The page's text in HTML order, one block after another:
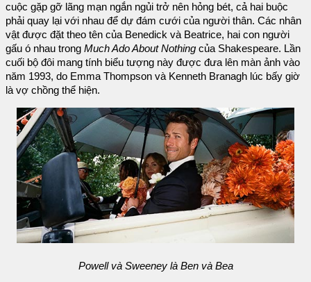
cuộc gặp gỡ lãng mạn ngắn ngủi trở nên hỏng bét, cả hai buộc
phải quay lại với nhau để dự đám cưới của người thân. Các nhân
vật được đặt theo tên của Benedick và Beatrice, hai con người
gấu ó nhau trong Much Ado About Nothing của Shakespeare. Lần
cuối bộ đôi mang tính biểu tượng này được đưa lên màn ảnh vào
năm 1993, do Emma Thompson và Kenneth Branagh lúc bấy giờ
là vợ chồng thể hiện.
Powell và Sweeney là Ben và Bea